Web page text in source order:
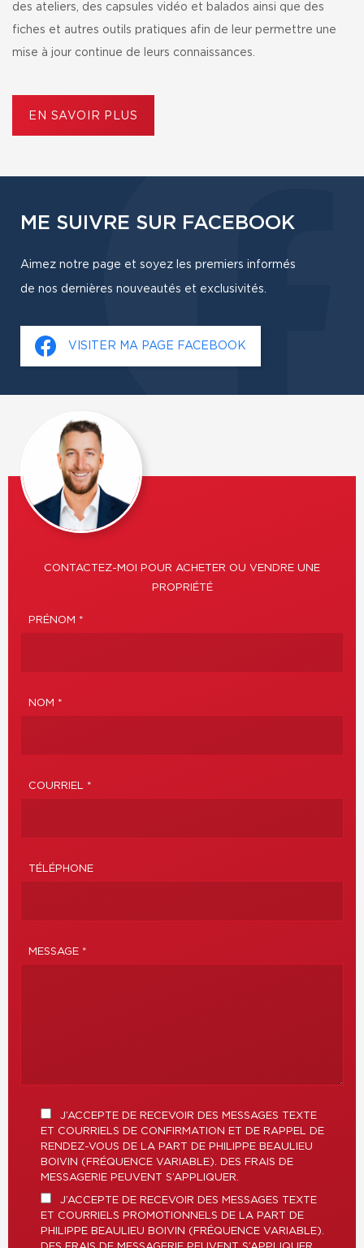
des ateliers, des capsules vidéo et balados ainsi que des
fiches et autres outils pratiques afin de leur permettre une
mise à jour continue de leurs connaissances.
EN SAVOIR PLUS
ME SUIVRE SUR FACEBOOK
Aimez notre page et soyez les premiers informés
de nos dernières nouveautés et exclusivités.
VISITER MA PAGE FACEBOOK
CONTACTEZ-MOI POUR ACHETER OU VENDRE UNE
PROPRIÉTÉ
PRÉNOM *
NOM *
COURRIEL *
TÉLÉPHONE
MESSAGE *
J’ACCEPTE DE RECEVOIR DES MESSAGES TEXTE
ET COURRIELS DE CONFIRMATION ET DE RAPPEL DE
RENDEZ-VOUS DE LA PART DE PHILIPPE BEAULIEU
BOIVIN (FRÉQUENCE VARIABLE). DES FRAIS DE
MESSAGERIE PEUVENT S’APPLIQUER.
J’ACCEPTE DE RECEVOIR DES MESSAGES TEXTE
ET COURRIELS PROMOTIONNELS DE LA PART DE
PHILIPPE BEAULIEU BOIVIN (FRÉQUENCE VARIABLE).